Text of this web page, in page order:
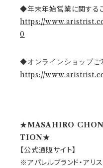
◆年末年始営業に関する
https://
0
◆オンラインショップご
https://
★MASAHIRO
TION★
【公式通販サイト】
※アパレルブランド・アリ